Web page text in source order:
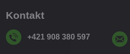
Kontakt
+421 908 380 597